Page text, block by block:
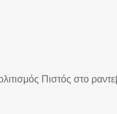
Πιστός στο